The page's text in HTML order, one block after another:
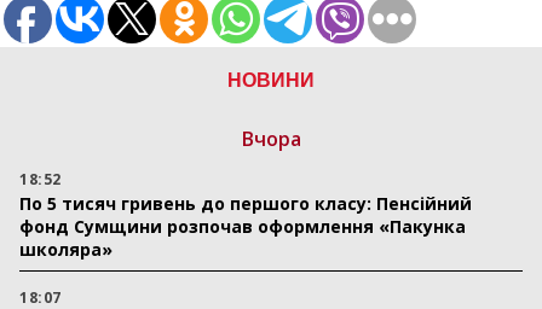
НОВИНИ
Вчора
18:52
По 5 тисяч гривень до першого класу: Пенсійний
фонд Сумщини розпочав оформлення «Пакунка
школяра»
18:07